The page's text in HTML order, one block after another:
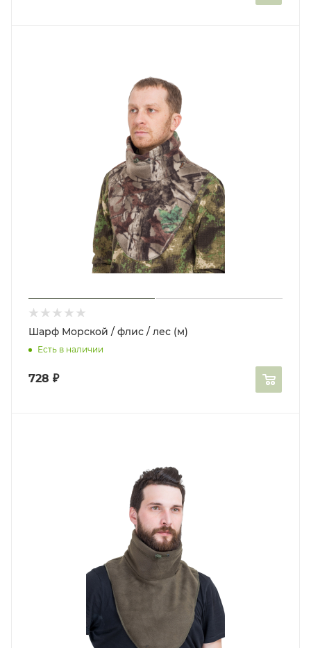
Шарф Морской / флис / лес (м)
Есть в наличии
728 ₽